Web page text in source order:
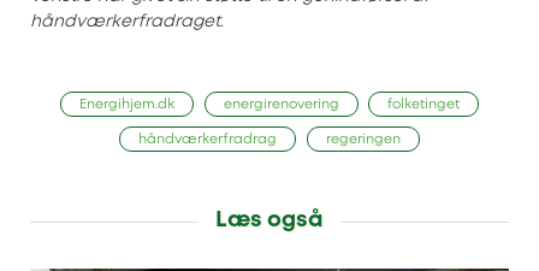
håndværkerfradraget.
Energihjem.dk energirenovering folketinget
håndværkerfradrag regeringen
Læs også